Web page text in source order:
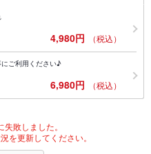
4,980円 （税込）
ご利用ください♪
6,980円 （税込）
敗しました。
を更新してください。